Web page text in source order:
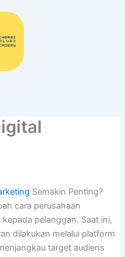
Semakin Penting?
cara perusahaan
pelanggan. Saat ini,
dilakukan melalui platform
target audiens